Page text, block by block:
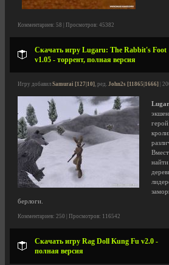
Комментариев: 58 | Просмотров: 45382
Скачать игру Lugaru: The Rabbit's Foot
v1.05 - торрент, полная версия
Игру добавил Samurai [127|10], ред. John2s [11865|1666] |
берлоги.
Комментариев: 250 | Просмотров: 116542
Скачать игру Rag Doll Kung Fu v2.0 -
полная версия